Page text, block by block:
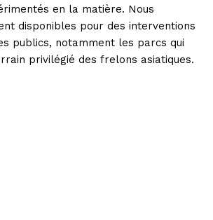
en la matière. Nous
disponibles pour des interventions
publics, notamment les parcs qui
privilégié des frelons asiatiques.